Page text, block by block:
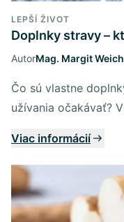
LEPŠÍ ŽIVOT
Doplnky stravy –
AutorMag. Margit
Čo sú vlastne
užívania očakávať?
Viac informácií